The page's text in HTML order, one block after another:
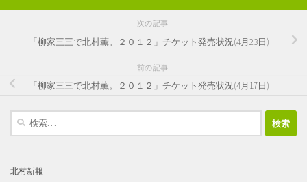
次の記事
「柳家三三で北村薫。２０１２」チケット発売状況(4月23日)
前の記事
「柳家三三で北村薫。２０１２」チケット発売状況(4月17日)
検
北村新報